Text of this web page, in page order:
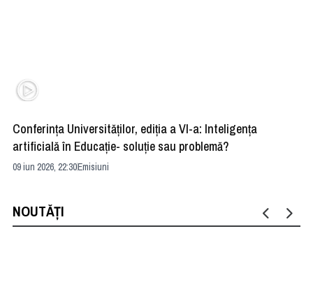
Conferința Universităților, ediția a VI-a: Inteligența
artificială în Educație- soluție sau problemă?
09 iun 2026, 22:30Emisiuni
NOUTĂȚI